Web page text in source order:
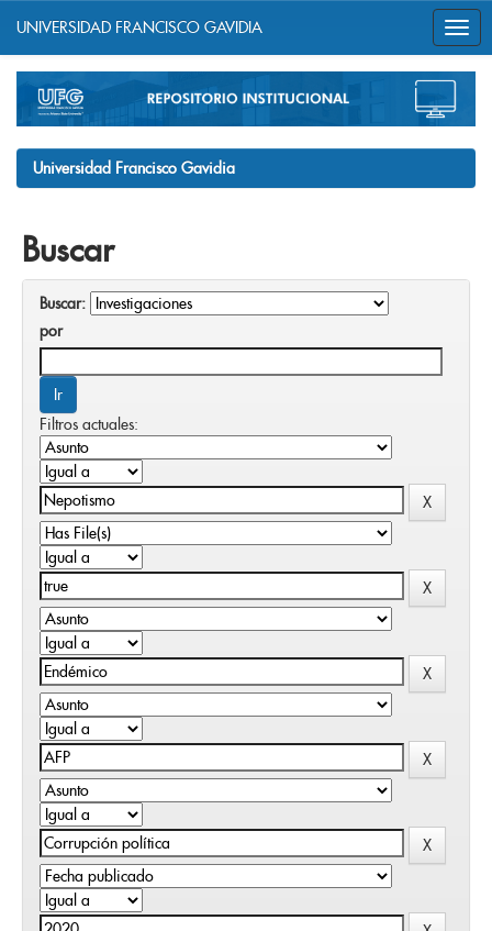
navigation
UNIVERSIDAD FRANCISCO GAVIDIA
Universidad Francisco Gavidia
Buscar
Buscar:
por
Filtros actuales: